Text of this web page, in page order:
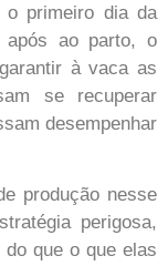
o primeiro dia da
após ao parto, o
à vaca as
se recuperar
desempenhar
produção nesse
perigosa,
que o que elas